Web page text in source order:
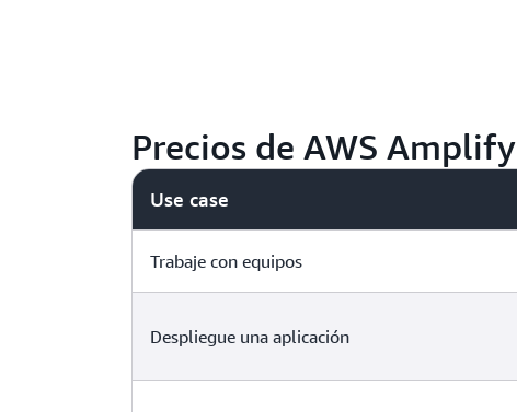
Precios de AWS Amplify
Use case
Trabaje con equipos
Despliegue una aplicación